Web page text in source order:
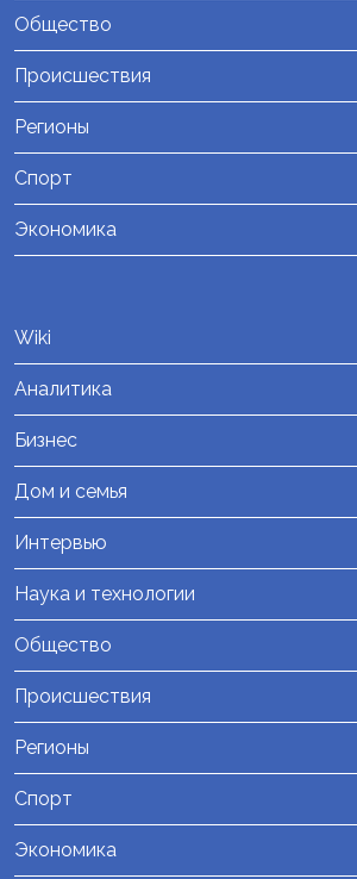
Общество
Происшествия
Регионы
Спорт
Экономика
Wiki
Аналитика
Бизнес
Дом и семья
Интервью
Наука и технологии
Общество
Происшествия
Регионы
Спорт
Экономика